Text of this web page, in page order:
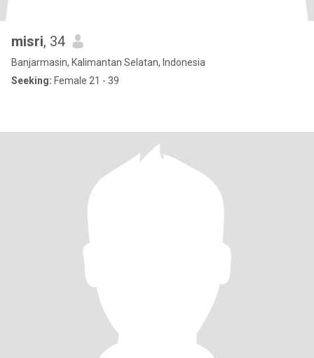
misri, 34
Banjarmasin, Kalimantan Selatan, Indonesia
Seeking: Female 21 - 39